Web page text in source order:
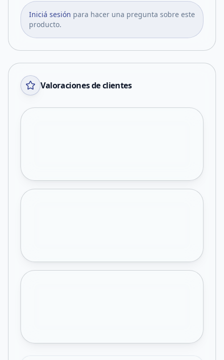
Iniciá sesión para hacer una pregunta sobre este
producto.
Valoraciones de clientes